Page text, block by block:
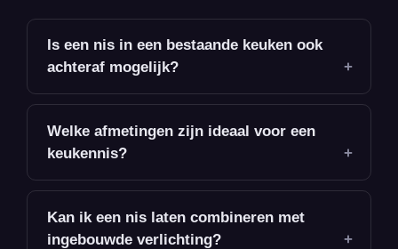
Is een nis in een bestaande keuken ook
achteraf mogelijk?
Welke afmetingen zijn ideaal voor een
keukennis?
Kan ik een nis laten combineren met
ingebouwde verlichting?